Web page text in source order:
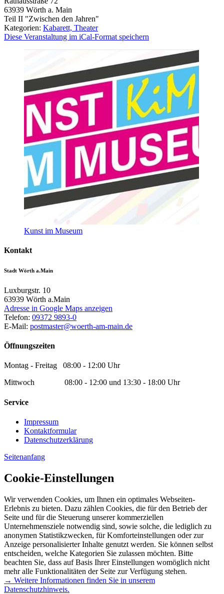
63939 Wörth a. Main
Teil II "Zwischen den Jahren"
Kategorien: Kabarett, Theater
Diese Veranstaltung im iCal-Format speichern
Kunst im Museum
Kontakt
Stadt Wörth a.Main
Luxburgstr. 10
63939 Wörth a.Main
Adresse in Google Maps anzeigen
Telefon: 09372 9893-0
E-Mail: postmaster@woerth-am-main.de
Öffnungszeiten
Montag - Freitag 08:00 - 12:00 Uhr
Mittwoch 08:00 - 12:00 und 13:30 - 18:00 Uhr
Service
Impressum
Kontaktformular
Datenschutzerklärung
Seitenanfang
Cookie-Einstellungen
Wir verwenden Cookies, um Ihnen ein optimales Webseiten-
Erlebnis zu bieten. Dazu zählen Cookies, die für den Betrieb der
Seite und für die Steuerung unserer kommerziellen
Unternehmensziele notwendig sind, sowie solche, die lediglich zu
anonymen Statistikzwecken, für Komforteinstellungen oder zur
Anzeige personalisierter Inhalte genutzt werden. Sie können selbst
entscheiden, welche Kategorien Sie zulassen möchten. Bitte
beachten Sie, dass auf Basis Ihrer Einstellungen womöglich nicht
mehr alle Funktionalitäten der Seite zur Verfügung stehen.
→ Weitere Informationen finden Sie in unserem
Datenschutzhinweis.